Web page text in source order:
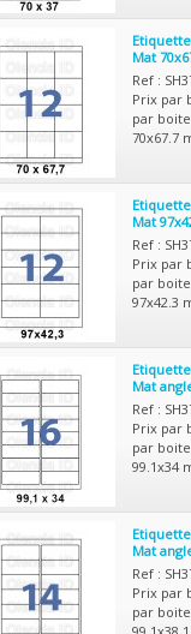
Mat
Ref :
Prix par
par
70x67.7
Mat
Ref :
Prix par
par
97x42.3
Mat
Ref :
Prix par
par
99.1x34
Mat
Ref :
Prix par
par